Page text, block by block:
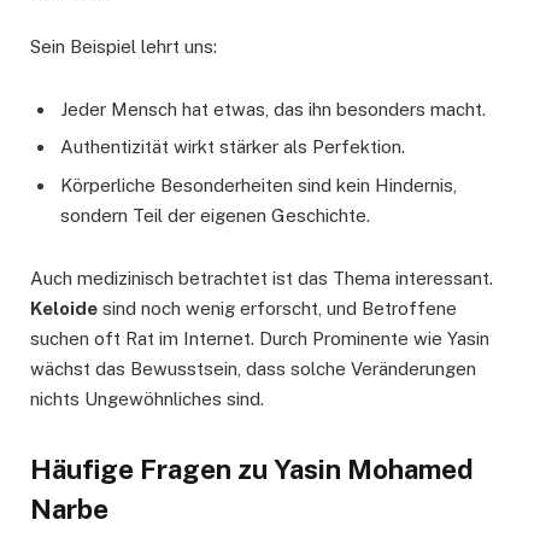
Sein Beispiel lehrt uns:
Jeder Mensch hat etwas, das ihn besonders macht.
Authentizität wirkt stärker als Perfektion.
Körperliche Besonderheiten sind kein Hindernis,
sondern Teil der eigenen Geschichte.
Auch medizinisch betrachtet ist das Thema interessant.
Keloide sind noch wenig erforscht, und Betroffene
suchen oft Rat im Internet. Durch Prominente wie Yasin
wächst das Bewusstsein, dass solche Veränderungen
nichts Ungewöhnliches sind.
Häufige Fragen zu Yasin Mohamed
Narbe